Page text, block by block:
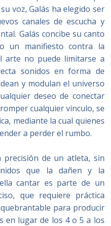
voz, Galás ha elegido ser
canales de escucha y
Galás concibe su canto
un manifiesto contra la
arte no puede limitarse a
sonidos en forma de
y modulan el universo
deseo de conectar
cualquier vínculo, se
mediante la cual quienes
a perder el rumbo.
precisión de un atleta, sin
que la dañen y la
cantar es parte de un
que requiere práctica
para producir
en lugar de los 4 o 5 a los